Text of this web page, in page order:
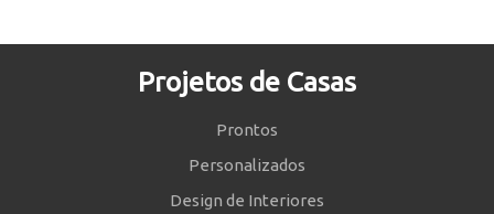
Projetos de Casas
Prontos
Personalizados
Design de Interiores